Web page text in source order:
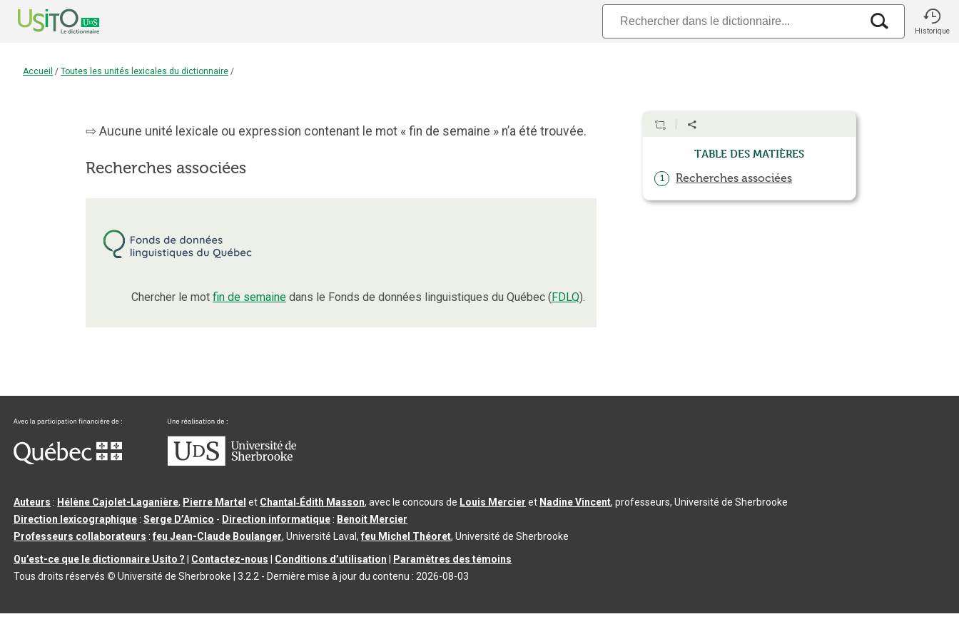
Historique
Accueil / Toutes les unités lexicales du dictionnaire /
Aucune unité lexicale ou expression contenant le mot « fin de semaine » n’a été trouvée.
Recherches associées
Chercher le mot fin de semaine dans le Fonds de données linguistiques du Québec (FDLQ).
Table des matières
1 Recherches associées
Auteurs : Hélène Cajolet-Laganière, Pierre Martel et Chantal‑Édith Masson, avec le concours de Louis Mercier et Nadine Vincent, professeurs, Université de Sherbrooke
Direction lexicographique :Serge D’Amico - Direction informatique : Benoit Mercier
Professeurs collaborateurs :feu Jean-Claude Boulanger, Université Laval,feu Michel Théoret, Université de Sherbrooke
Qu’est-ce que le dictionnaire Usito ?
Contactez-nous Conditions d’utilisation
Paramètres des témoins
Tous droits réservés © Université de Sherbrooke |3.2.2 - Dernière mise à jour du contenu : 2026-08-03